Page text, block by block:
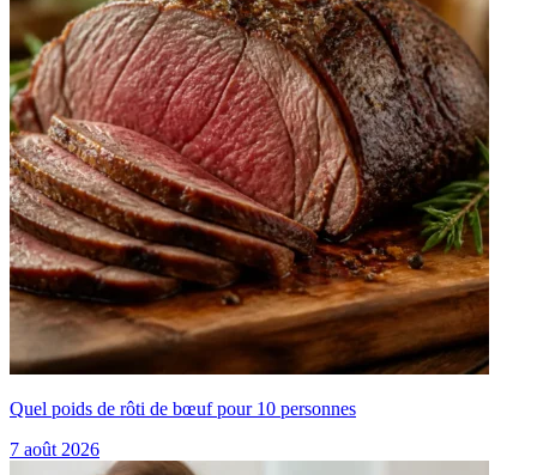
Quel poids de rôti de bœuf pour 10 personnes
7 août 2026